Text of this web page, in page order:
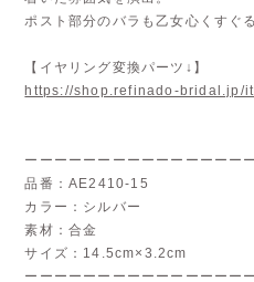
ポスト部分のバラも乙女心くすぐ
【イヤリング変換パーツ↓】
https://shop.refinado-bridal.jp/
ーーーーーーーーーーーーーーー
品番：AE2410-15
カラー：シルバー
素材：合金
サイズ：14.5cm×3.2cm
ーーーーーーーーーーーーーーー